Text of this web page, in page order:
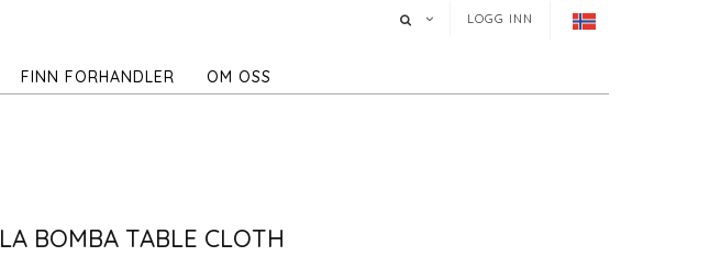
LOGG INN
FINN FORHANDLER OM OSS
LA BOMBA TABLE CLOTH